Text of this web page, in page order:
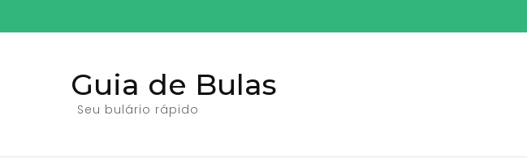
para
Guia de Bulas
Seu bulário rápido